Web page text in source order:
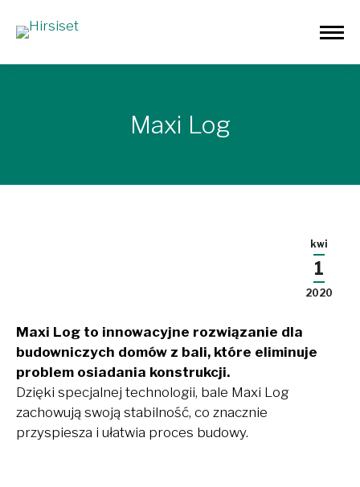
Maxi Log
kwi
1
2020
Maxi Log to innowacyjne rozwiązanie dla
budowniczych domów z bali, które eliminuje
problem osiadania konstrukcji.
Dzięki specjalnej technologii, bale Maxi Log
zachowują swoją stabilność, co znacznie
przyspiesza i ułatwia proces budowy.